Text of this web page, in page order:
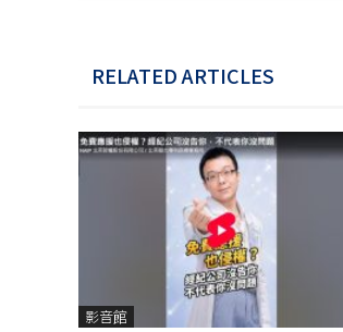
RELATED ARTICLES
影音館